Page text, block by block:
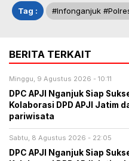
Tag : #infonganjuk
BERITA TERKAIT
Minggu, 9 Agustus 2026 - 10:11
DPC APJI Nganjuk Siap
Kolaborasi DPD APJI Jatim
pariwisata
Sabtu, 8 Agustus 2026 - 22:05
DPC APJI Nganjuk Siap